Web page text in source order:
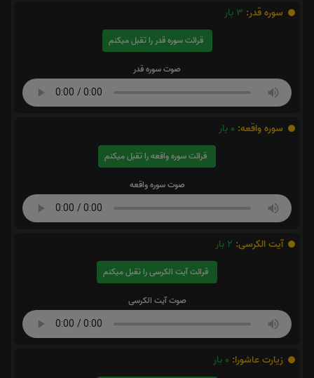
سوره قدر: 3 بار
قرائت سوره قدر را تقبل میکنم
صوت سوره قدر
سوره واقعه: 0 بار
قرائت سوره واقعه را تقبل میکنم
صوت سوره واقعه
آیت الکرسی: 2 بار
قرائت آیت الکرسی را تقبل میکنم
صوت آیت الکرسی
زیارت عاشورا: 0 بار